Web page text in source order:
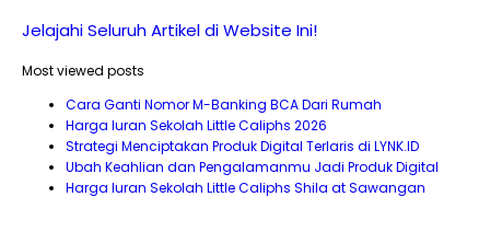
Jelajahi Seluruh Artikel di Website Ini!
Most viewed posts
Cara Ganti Nomor M-Banking BCA Dari Rumah
Harga Iuran Sekolah Little Caliphs 2026
Strategi Menciptakan Produk Digital Terlaris di LYNK.ID
Ubah Keahlian dan Pengalamanmu Jadi Produk Digital
Harga Iuran Sekolah Little Caliphs Shila at Sawangan